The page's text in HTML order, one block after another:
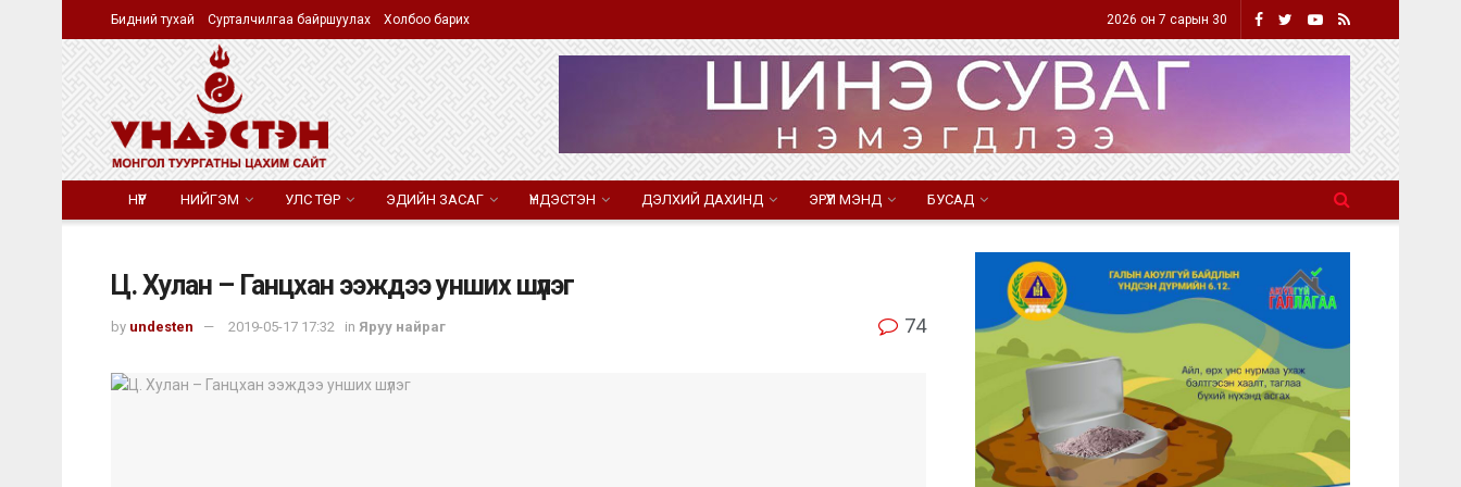
Бидний тухай Сурталчилгаа байршуулах Холбоо барих 2026 он 7 сарын 30
НҮҮР НИЙГЭМ УЛС ТӨР ЭДИЙН ЗАСАГ ҮНДЭСТЭН ДЭЛХИЙ ДАХИНД ЭРҮҮЛ МЭНД БУСАД
Ц. Хулан – Ганцхан ээждээ унших шүлэг
by undesten 2019-05-17 17:32 in Яруу найраг 74